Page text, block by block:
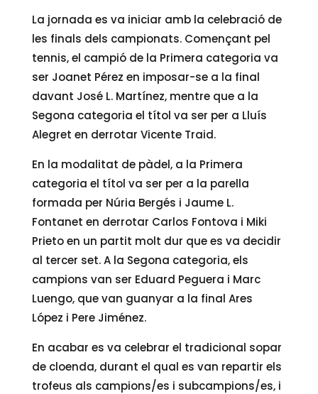
La jornada es va iniciar amb la celebració de
les finals dels campionats. Començant pel
tennis, el campió de la Primera categoria va
ser Joanet Pérez en imposar-se a la final
davant José L. Martínez, mentre que a la
Segona categoria el títol va ser per a Lluís
Alegret en derrotar Vicente Traid.
En la modalitat de pàdel, a la Primera
categoria el títol va ser per a la parella
formada per Núria Bergés i Jaume L.
Fontanet en derrotar Carlos Fontova i Miki
Prieto en un partit molt dur que es va decidir
al tercer set. A la Segona categoria, els
campions van ser Eduard Peguera i Marc
Luengo, que van guanyar a la final Ares
López i Pere Jiménez.
En acabar es va celebrar el tradicional sopar
de cloenda, durant el qual es van repartir els
trofeus als campions/es i subcampions/es, i